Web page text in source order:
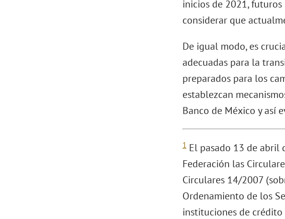
inicios de 2021,
considerar que
De igual modo, es
adecuadas para la
preparados para los
establezcan
Banco de México y así
1El pasado 13 de abril
Federación las
Circulares 14/2007
Ordenamiento de los
instituciones de crédito